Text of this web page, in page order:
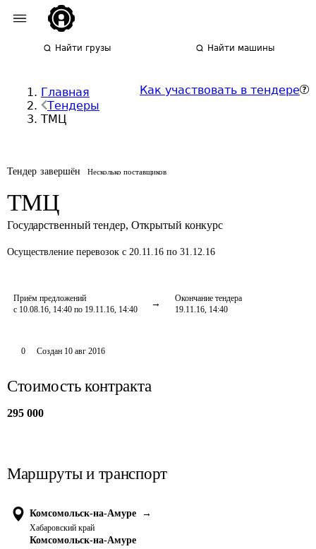
Найти грузы Найти машины
Главная
Тендеры
ТМЦ
Как участвовать в тендере
Тендер завершён Несколько поставщиков
ТМЦ
Государственный тендер, Открытый конкурс
Осуществление перевозок с 20.11.16 по 31.12.16
Приём предложений
с 10.08.16, 14:40 по 19.11.16, 14:40
Окончание тендера
19.11.16, 14:40
0 Создан 10 авг 2016
Стоимость контракта
295 000
Маршруты и транспорт
Комсомольск-на-Амуре →
Хабаровский край
Комсомольск-на-Амуре